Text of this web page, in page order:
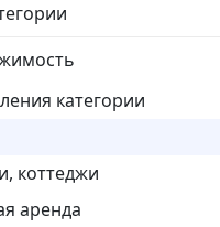
категории
коттеджи
аренда